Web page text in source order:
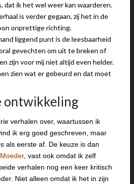
dat ik het wel weer kan waarderen.
is verder gegaan, zij het in de
onprettige richting.
liggend punt is de leesbaarheid
gevechten om uit te breken of
zijn voor mij niet altijd even helder.
zien wat er gebeurd en dat moet
ontwikkeling
verhalen over, waartussen ik
ik erg goed geschreven, maar
als eerste af. De keuze is dan
Moeder, vast ook omdat ik zelf
verhalen nog een keer kritisch
Niet alleen omdat ik het in zijn